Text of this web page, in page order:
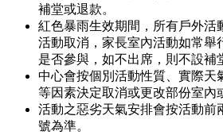
補堂或退款。
紅色暴雨生效期間，所有戶外活
活動取消，家長室內活動如常舉
是否參與，如不出席，則不設補
中心會按個別活動性質、實際天
等因素決定取消或更改部份室內
活動之惡劣天氣安排會按活動前
號為準。